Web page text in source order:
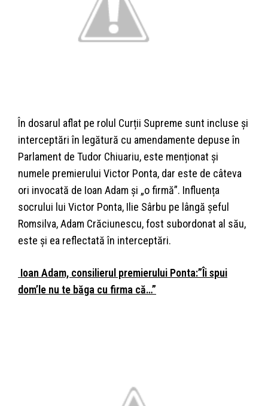
În dosarul aflat pe rolul Curții Supreme sunt incluse și
interceptări în legătură cu amendamente depuse în
Parlament de Tudor Chiuariu, este menționat și
numele premierului Victor Ponta, dar este de câteva
ori invocată de Ioan Adam și „o firmă”. Influența
socrului lui Victor Ponta, Ilie Sârbu pe lângă șeful
Romsilva, Adam Crăciunescu, fost subordonat al său,
este și ea reflectată în interceptări.
Ioan Adam, consilierul premierului Ponta:”Îi spui
dom’le nu te băga cu firma că…”